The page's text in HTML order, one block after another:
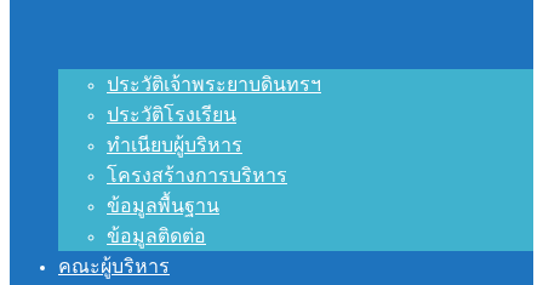
ประวัติเจ้าพระยาบดินทรฯ
ประวัติโรงเรียน
ทำเนียบผู้บริหาร
โครงสร้างการบริหาร
ข้อมูลพื้นฐาน
ข้อมูลติดต่อ
คณะผู้บริหาร